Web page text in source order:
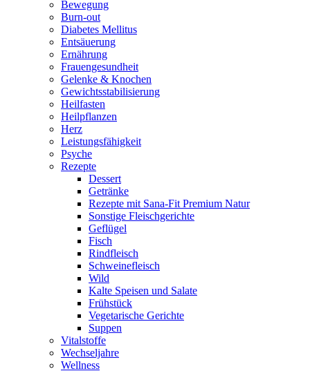
Bewegung
Burn-out
Diabetes Mellitus
Entsäuerung
Ernährung
Frauengesundheit
Gelenke & Knochen
Gewichtsstabilisierung
Heilfasten
Heilpflanzen
Herz
Leistungsfähigkeit
Psyche
Rezepte
Dessert
Getränke
Rezepte mit Sana-Fit Premium Natur
Sonstige Fleischgerichte
Geflügel
Fisch
Rindfleisch
Schweinefleisch
Wild
Kalte Speisen und Salate
Frühstück
Vegetarische Gerichte
Suppen
Vitalstoffe
Wechseljahre
Wellness